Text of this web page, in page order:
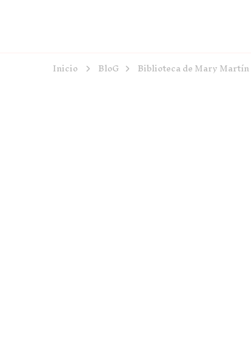
Inicio BloG Biblioteca de Mary Martín